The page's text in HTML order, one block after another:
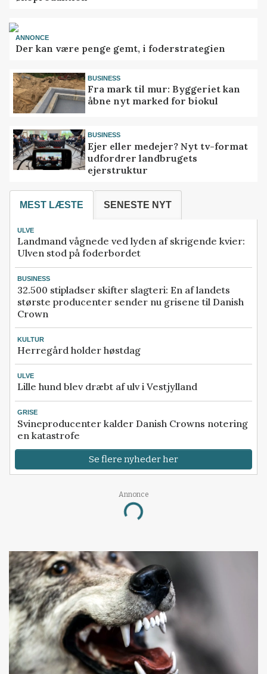
ANNONCE
Der kan være penge gemt, i foderstrategien
BUSINESS
Fra mark til mur: Byggeriet kan
åbne nyt marked for biokul
BUSINESS
Ejer eller medejer? Nyt tv-format
udfordrer landbrugets
ejerstruktur
MEST LÆSTE SENESTE NYT
ULVE
Landmand vågnede ved lyden af skrigende kvier:
Ulven stod på foderbordet
BUSINESS
32.500 stipladser skifter slagteri: En af landets
største producenter sender nu grisene til Danish
Crown
KULTUR
Herregård holder høstdag
ULVE
Lille hund blev dræbt af ulv i Vestjylland
GRISE
Svineproducenter kalder Danish Crowns notering
en katastrofe
Se flere nyheder her
Annonce
Loading...